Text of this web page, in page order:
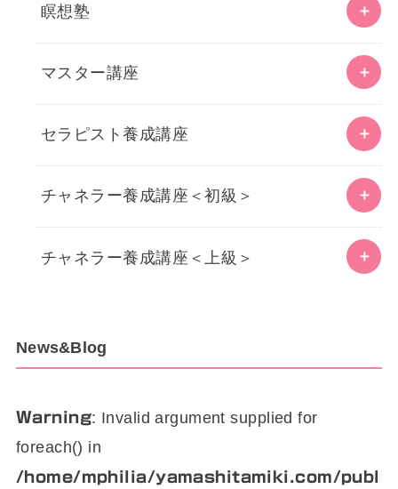
瞑想塾
マスター講座
セラピスト養成講座
チャネラー養成講座＜初級＞
チャネラー養成講座＜上級＞
News&Blog
Warning: Invalid argument supplied for
foreach() in
/home/mphilia/yamashitamiki.com/publ